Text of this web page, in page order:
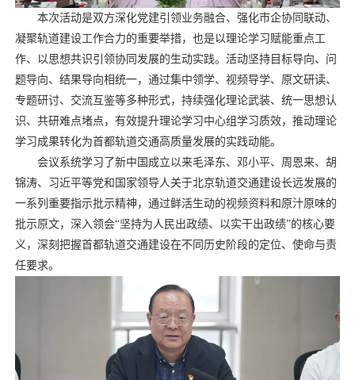
本次活动是双方深化党建引领业务融合、强化市企协同联动、
凝聚轨道建设工作合力的重要举措，也是以理论学习赋能重点工
作、以思想共识引领协同发展的生动实践。活动坚持目标导向、问
题导向、结果导向相统一，通过集中领学、视频导学、原文研读、
专题研讨、交流互鉴等多种形式，持续强化理论武装、统一思想认
识、共研难点堵点，有效提升理论学习中心组学习质效，推动理论
学习成果转化为首都轨道交通高质量发展的实践动能。
会议系统学习了新中国成立以来毛泽东、邓小平、周恩来、胡
锦涛、习近平等党和国家领导人关于北京轨道交通建设长远发展的
一系列重要指示批示精神，通过鲜活生动的视频资料和原汁原味的
批示原文，深入领会“坚持为人民出政绩、以实干出政绩”的核心要
义，深刻把握首都轨道交通建设在不同历史阶段的定位、使命与责
任要求。